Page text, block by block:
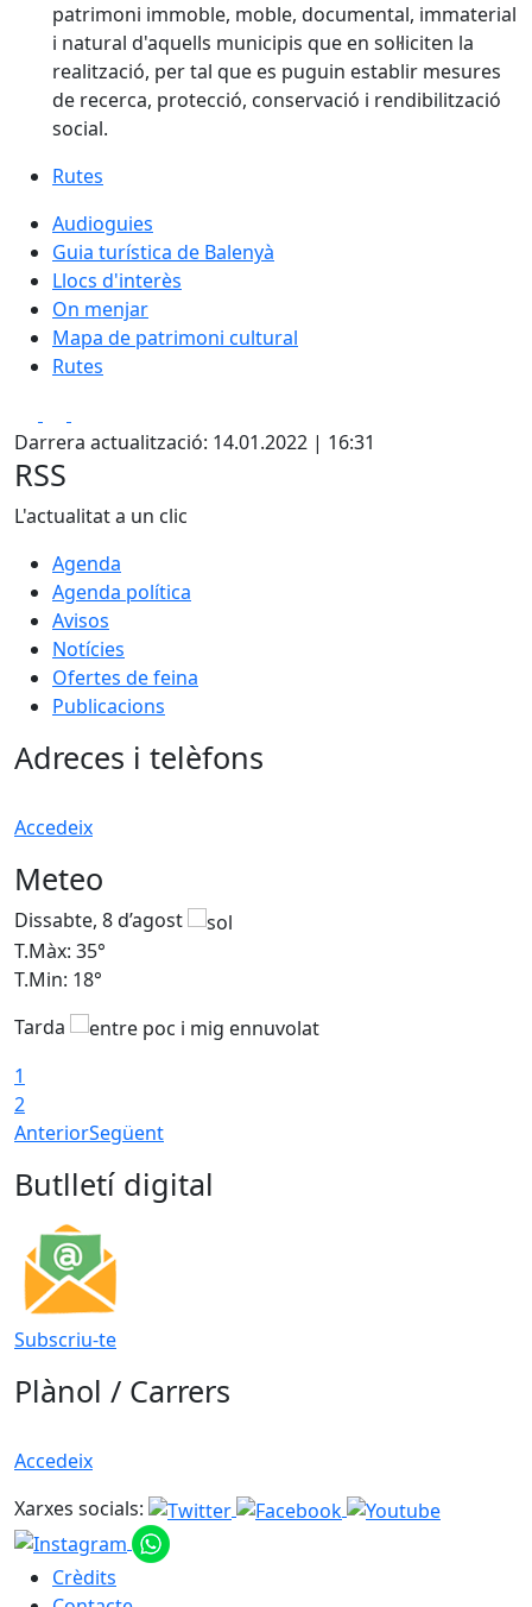
patrimoni immoble, moble, documental, immaterial
i natural d'aquells municipis que en sol·liciten la
realització, per tal que es puguin establir mesures
de recerca, protecció, conservació i rendibilització
social.
Rutes
Audioguies
Guia turística de Balenyà
Llocs d'interès
On menjar
Mapa de patrimoni cultural
Rutes
Darrera actualització: 14.01.2022 | 16:31
RSS
L'actualitat a un clic
Agenda
Agenda política
Avisos
Notícies
Ofertes de feina
Publicacions
Adreces i telèfons
Accedeix
Meteo
Dissabte, 8 d’agost
T.Màx: 35°
T.Min: 18°
Tarda
1
2
AnteriorSegüent
Butlletí digital
Subscriu-te
Plànol / Carrers
Accedeix
Xarxes socials:
Crèdits